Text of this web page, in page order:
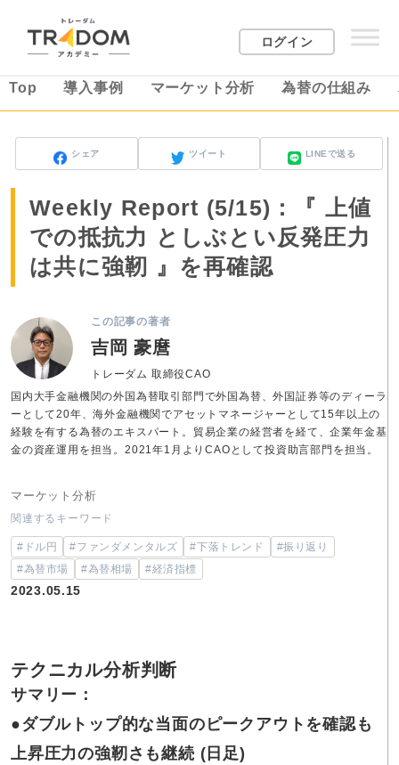
ログイン
Top 導入事例 マーケット分析 為替の仕組み
シェア ツイート LINEで送る
Weekly Report (5/15)：『 上値
での抵抗力 としぶとい反発圧力
は共に強靭 』を再確認
この記事の著者
吉岡 豪麿
トレーダム 取締役CAO
国内大手金融機関の外国為替取引部門で外国為替、外国証券等のディーラ
ーとして20年、海外金融機関でアセットマネージャーとして15年以上の
経験を有する為替のエキスパート。貿易企業の経営者を経て、企業年金基
金の資産運用を担当。2021年1月よりCAOとして投資助言部門を担当。
マーケット分析
関連するキーワード
#ドル円 #ファンダメンタルズ #下落トレンド
#振り返り
#為替市場
#為替相場 #経済指標
2023.05.15
テクニカル分析判断
サマリー：
●ダブルトップ的な当面のピークアウトを確認も
上昇圧力の強靭さも継続 (日足)